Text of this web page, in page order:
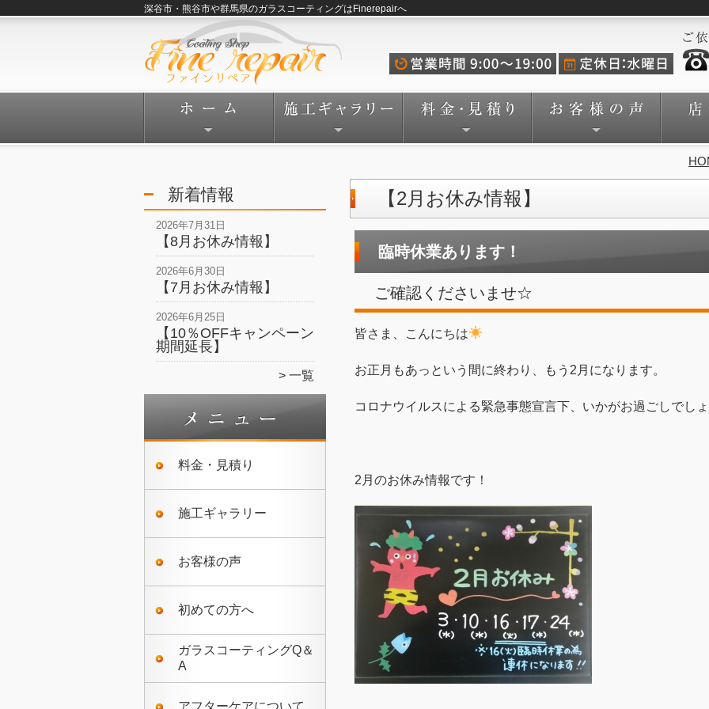
深谷市・熊谷市や群馬県のガラスコーティングはFinerepairへ
新着情報
2026年7月31日
【8月お休み情報】
2026年6月30日
【7月お休み情報】
2026年6月25日
【10％OFFキャンペーン
期間延長】
一覧
料金・見積り
施工ギャラリー
お客様の声
初めての方へ
ガラスコーティングQ＆
A
アフターケアについて
【2月お休み情報】
臨時休業あります！
ご確認くださいませ☆
皆さま、こんにちは
お正月もあっという間に終わり、もう2月になります。
コロナウイルスによる緊急事態宣言下、いかがお過ごしでし
2月のお休み情報です！